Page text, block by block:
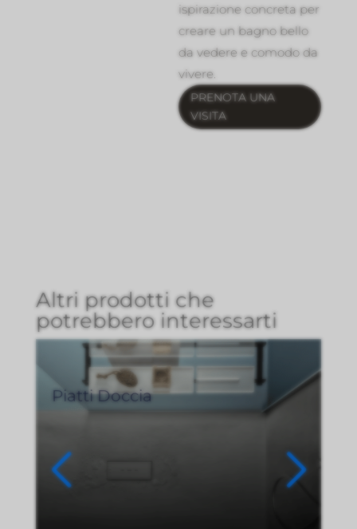
ispirazione concreta per
creare un bagno bello
da vedere e comodo da
vivere.
PRENOTA UNA
VISITA
Altri prodotti che
potrebbero interessarti
Piatti Doccia